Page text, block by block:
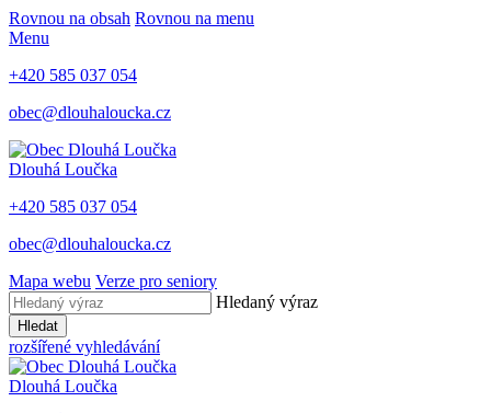
Rovnou na obsah Rovnou na menu
Menu
+420 585 037 054
obec@dlouhaloucka.cz
Dlouhá Loučka
+420 585 037 054
obec@dlouhaloucka.cz
Mapa webu Verze pro seniory
Hledaný výraz
Hledat
rozšířené vyhledávání
Dlouhá Loučka